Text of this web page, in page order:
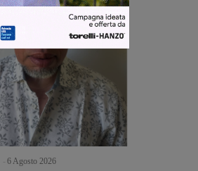
6 Agosto 2026